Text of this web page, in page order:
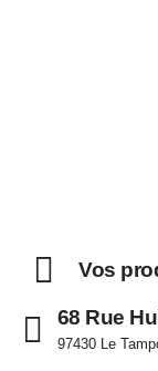
Vos
68 Rue
97430 Le